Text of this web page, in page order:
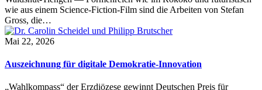
wie aus einem Science-Fiction-Film sind die Arbeiten von Stefan
Gross, die…
Mai 22, 2026
Auszeichnung für digitale Demokratie-Innovation
„Wahlkompass“ der Erzdiözese gewinnt Deutschen Preis für